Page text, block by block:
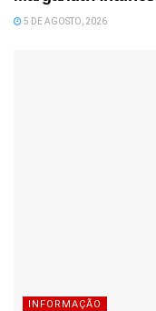
5 DE AGOSTO, 2026
INFORMAÇÃO